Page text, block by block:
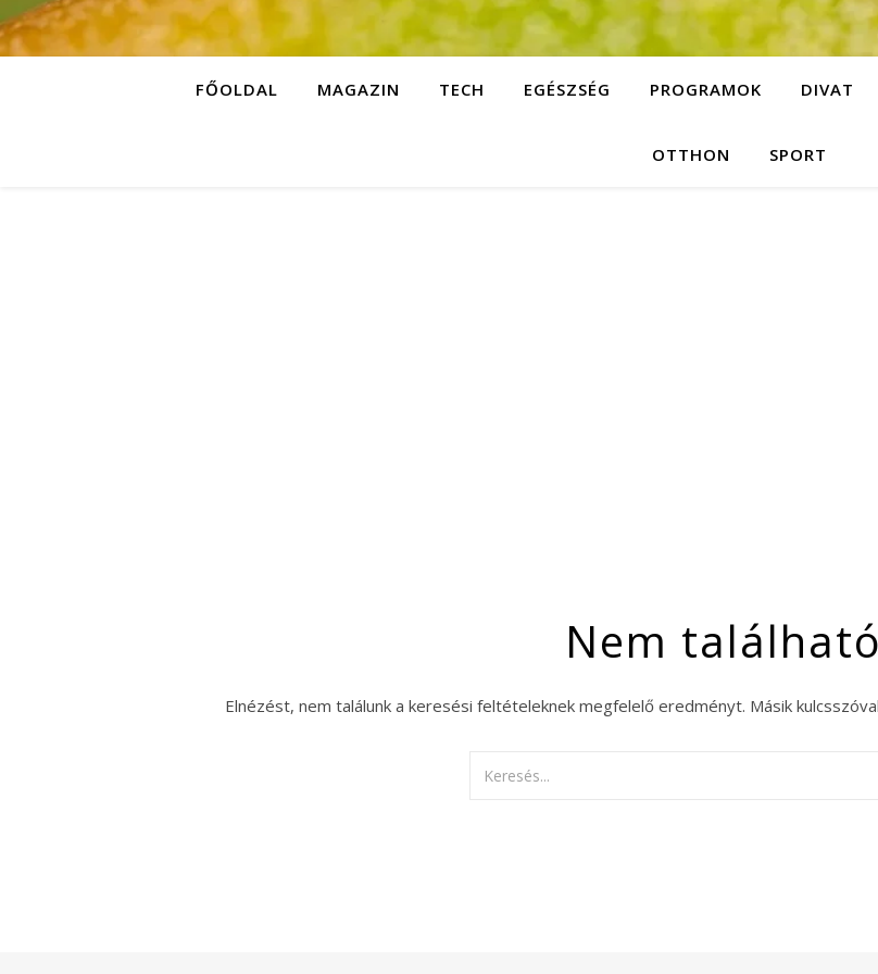
FŐOLDAL MAGAZIN TECH EGÉSZSÉG PROGRAMOK DIVAT
OTTHON SPORT
Nem
Elnézést, nem találunk a keresési feltételeknek megfelelő eredményt. Másik